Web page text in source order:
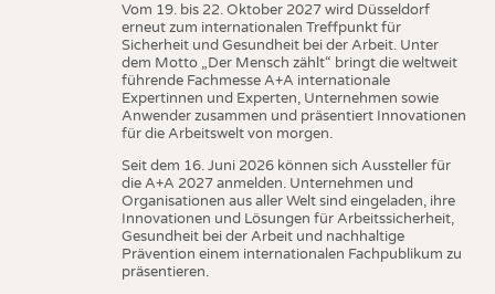
Vom 19. bis 22. Oktober 2027 wird Düsseldorf
erneut zum internationalen Treffpunkt für
Sicherheit und Gesundheit bei der Arbeit. Unter
dem Motto „Der Mensch zählt“ bringt die weltweit
führende Fachmesse A+A internationale
Expertinnen und Experten, Unternehmen sowie
Anwender zusammen und präsentiert Innovationen
für die Arbeitswelt von morgen.
Seit dem 16. Juni 2026 können sich Aussteller für
die A+A 2027 anmelden. Unternehmen und
Organisationen aus aller Welt sind eingeladen, ihre
Innovationen und Lösungen für Arbeitssicherheit,
Gesundheit bei der Arbeit und nachhaltige
Prävention einem internationalen Fachpublikum zu
präsentieren.